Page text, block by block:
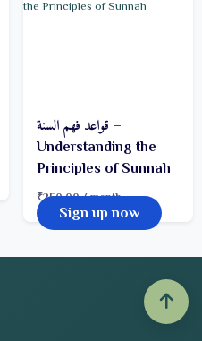
قواعد فهم السنة –
Understanding the
Principles of Sunnah
₹250.00 / month
Sign up now